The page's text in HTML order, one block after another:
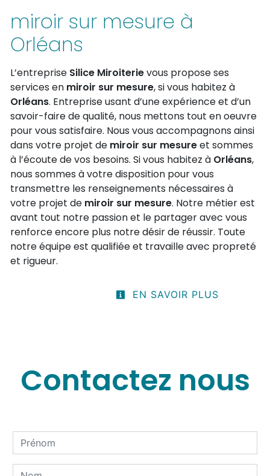
miroir sur mesure à
Orléans
L’entreprise Silice Miroiterievous propose ses
services en miroir sur mesure, si vous habitez à
Orléans. Entreprise usant d’une expérience et d’un
savoir-faire de qualité, nous mettons tout en oeuvre
pour vous satisfaire. Nous vous accompagnons ainsi
dans votre projet de miroir sur mesureet sommes
à l’écoute de vos besoins. Si vous habitez à Orléans,
nous sommes à votre disposition pour vous
transmettre les renseignements nécessaires à
votre projet de miroir sur mesure. Notre métier est
avant tout notre passion et le partager avec vous
renforce encore plus notre désir de réussir. Toute
notre équipe est qualifiée et travaille avec propreté
et rigueur.
EN SAVOIR PLUS
Contactez nous